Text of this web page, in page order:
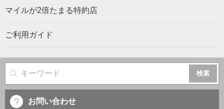
マイルが2倍たまる特約店
ご利用ガイド
サイト内検索
お問い合わせ